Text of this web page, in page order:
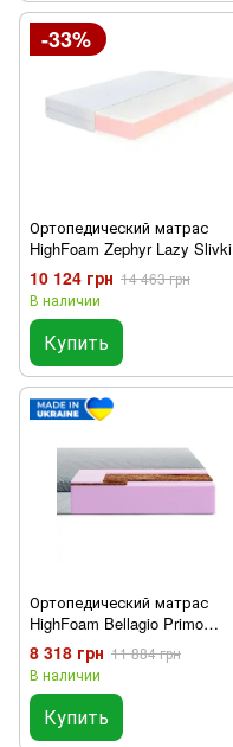
-33%
Ортопедический матрас
HighFoam Zephyr Lazy Slivki
90x200
10 124 грн 14 463 грн
В наличии
Купить
Ортопедический матрас
HighFoam Bellagio Primo
90х200
8 318 грн 11 884 грн
В наличии
Купить